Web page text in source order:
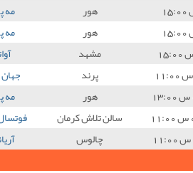
هور مه
هور مه
مشهد
پرند
هور مه
سالن تلاش کرمان
چالوس